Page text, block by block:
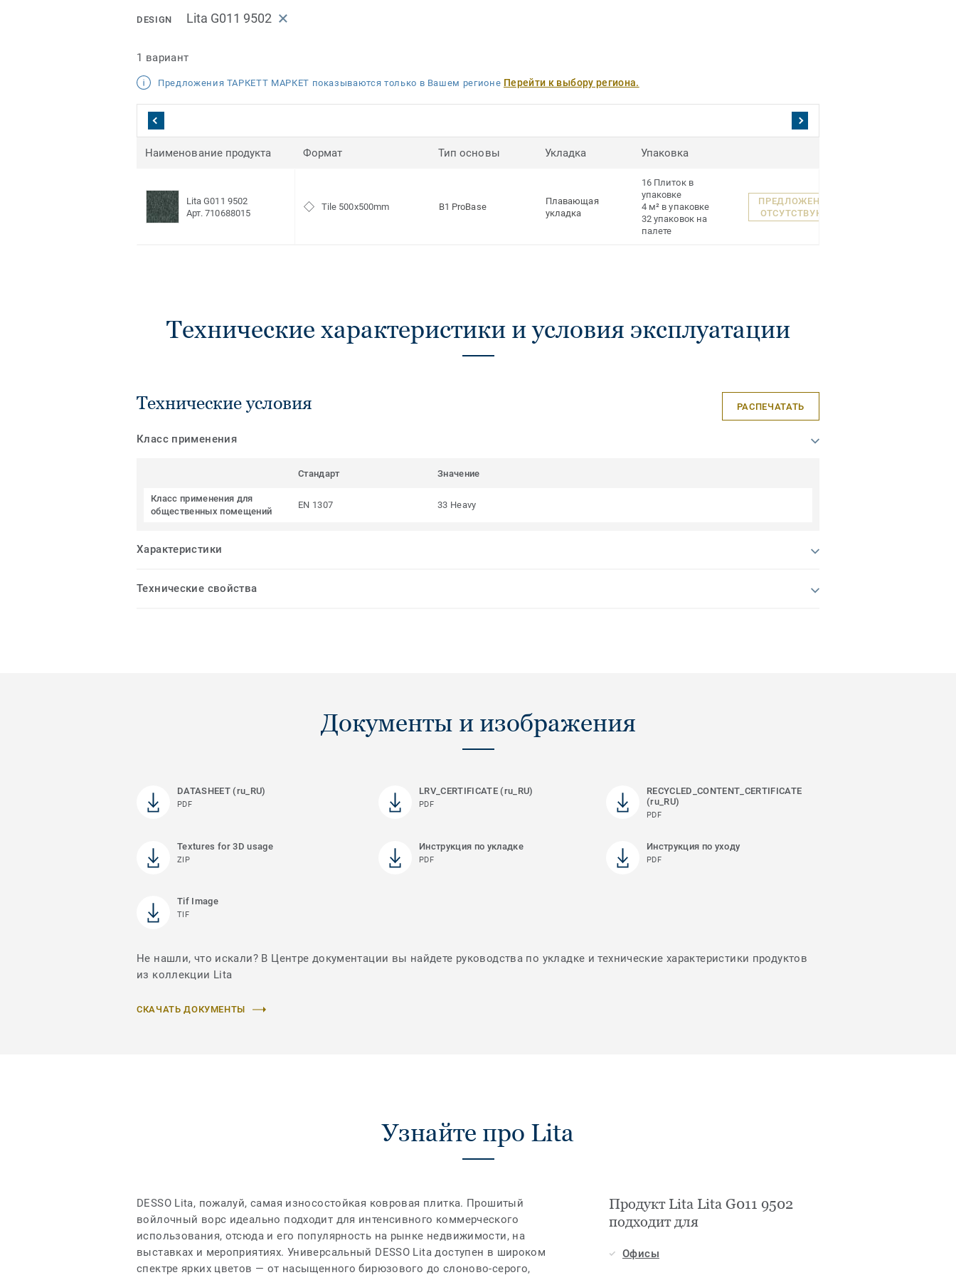
DESIGN Lita G011 9502
1 вариант
Предложения ТАРКЕТТ МАРКЕТ показываются только в Вашем регионе Перейти к выбору региона.
Наименование продукта Формат Тип основы Укладка Упаковка
Lita G011 9502
Арт. 710688015
Tile 500x500mm B1 ProBase
Плавающая
укладка
16 Плиток в
упаковке
4 м² в упаковке
32 упаковок на
палете
ПРЕДЛОЖЕНИЯ
ОТСУТСТВУЮТ
Технические характеристики и условия эксплуатации
Технические условия РАСПЕЧАТАТЬ
Класс применения
Стандарт Значение
Класс применения для
общественных помещений
EN 1307 33 Heavy
Характеристики
Технические свойства
Документы и изображения
DATASHEET (ru_RU)
PDF
LRV_CERTIFICATE (ru_RU)
PDF
RECYCLED_CONTENT_CERTIFICATE
(ru_RU)
PDF
Textures for 3D usage
ZIP
Инструкция по укладке
PDF
Инструкция по уходу
PDF
Tif Image
TIF
Не нашли, что искали? В Центре документации вы найдете руководства по укладке и технические характеристики продуктов
из коллекции Lita
СКАЧАТЬ ДОКУМЕНТЫ
Узнайте про Lita
DESSO Lita, пожалуй, самая износостойкая ковровая плитка. Прошитый
войлочный ворс идеально подходит для интенсивного коммерческого
использования, отсюда и его популярность на рынке недвижимости, на
выставках и мероприятиях. Универсальный DESSO Lita доступен в широком
спектре ярких цветов — от насыщенного бирюзового до слоново-серого,
Продукт Lita Lita G011 9502
подходит для
Офисы